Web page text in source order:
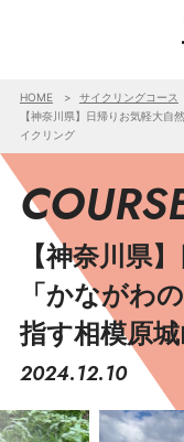
HOME
サイクリングコース
【神奈川県】日帰りお気軽大
イクリング
【神奈川県
「かながわ
指す相模原
2024.12.10